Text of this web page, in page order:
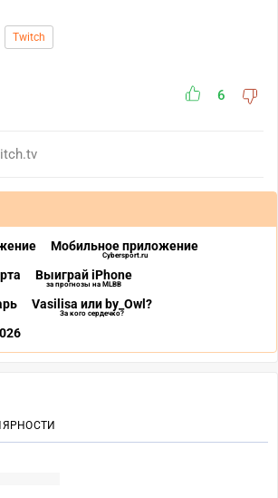
Twitch
6
Мобильное приложение
Cybersport.ru
Выиграй iPhone
за прогнозы на MLBB
Vasilisa или by_Owl?
За кого сердечко?